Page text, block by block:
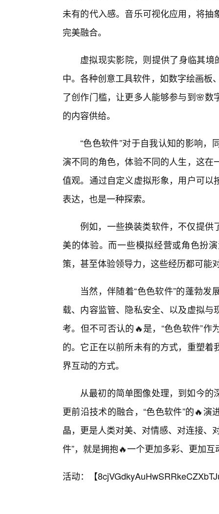
未有的代入感。音乐可视化应用，将
完美融合。
虚拟现实影院，则提供了身临其
中。各种创意工具软件，如数字绘画板
了创作门槛，让更多人能够参与到🌸
的内容供给。
“色色软件”对于自我认知的影响
演不同的角色，体验不同的人生，这
值观。通过自定义虚拟形象，用户可
表达，也是一种探索。
例如，一些换装类软件，不仅提供
美的体验。而一些模拟经营或角色扮
策，甚至体验领导力，这些经历都可能
当然，伴随着“色色软件”的蓬勃
载、内容监管、隐私安全、以及虚拟
考。但不可否认的🔥是，“色色软件”
的。它正在以前所未有的方式，重塑
界互动的方式。
从最初的简单图像处理，到如今
更前沿技术的融合，“色色软件”的🔥
晶，更是人类对美、对情感、对连接、
件”，就是拥抱🔥一个更加多彩、更加
活动：【